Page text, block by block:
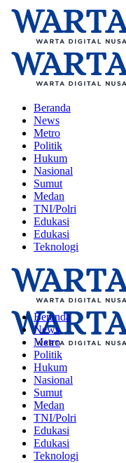
Beranda
News
Metro
Politik
Hukum
Nasional
Sumut
Medan
TNI/Polri
Edukasi
Edukasi
Teknologi
Beranda
News
Metro
Politik
Hukum
Nasional
Sumut
Medan
TNI/Polri
Edukasi
Edukasi
Teknologi